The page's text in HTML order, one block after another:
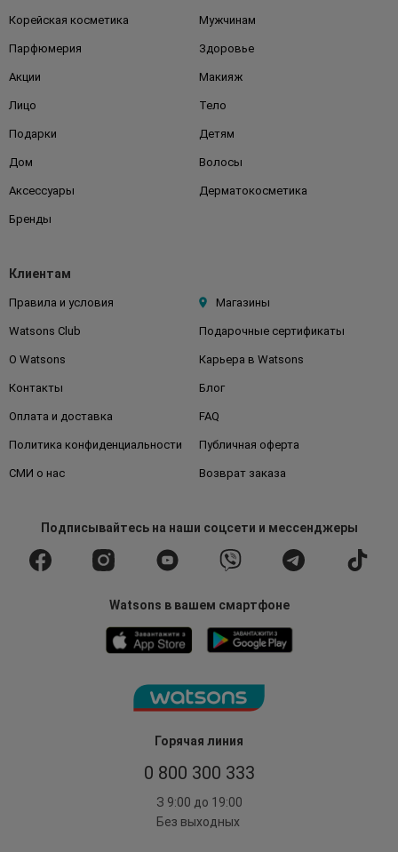
Горячая линия
0 800 300 333
З 9:00 до 19:00
Без выходных
Корейская косметика Мужчинам
Парфюмерия Здоровье
Акции Макияж
Лицо Тело
Подарки Детям
Дом Волосы
Аксессуары Дерматокосметика
Бренды
Клиентам
Правила и условия Магазины
Watsons Club Подарочные сертификаты
О Watsons Карьера в Watsons
Контакты Блог
Оплата и доставка FAQ
Политика конфиденциальности Публичная оферта
СМИ о нас Возврат заказа
Подписывайтесьна наши соцсети и мессенджеры
Watsons в вашем смартфоне